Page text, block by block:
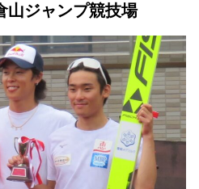
山ジャンプ競技場